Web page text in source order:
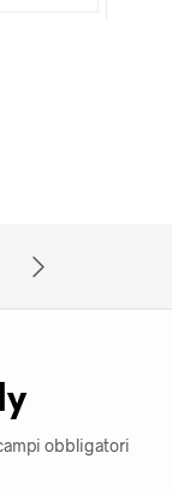
obbligatori